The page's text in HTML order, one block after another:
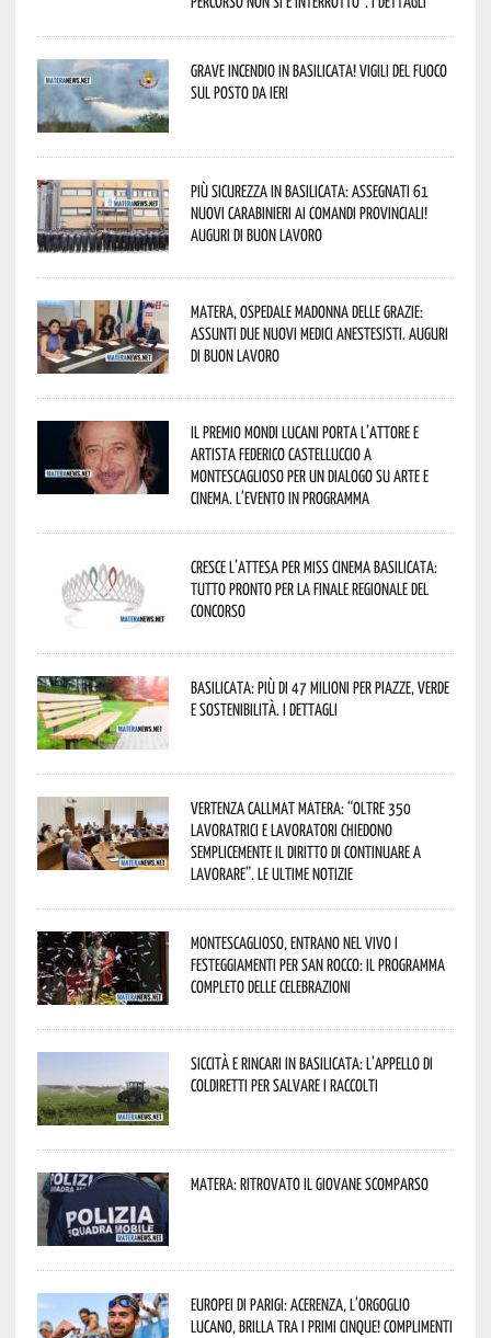
Grave incendio in Basilicata! Vigili del fuoco
sul posto da ieri
Più sicurezza in Basilicata: assegnati 61
nuovi Carabinieri ai Comandi provinciali!
Auguri di buon lavoro
Matera, Ospedale Madonna delle Grazie:
assunti due nuovi medici anestesisti. Auguri
di buon lavoro
Il Premio Mondi Lucani porta l’attore e
artista Federico Castelluccio a
Montescaglioso per un dialogo su arte e
cinema. L’evento in programma
Cresce l’attesa per Miss Cinema Basilicata:
tutto pronto per la finale regionale del
concorso
Basilicata: più di 47 milioni per piazze, verde
e sostenibilità. I dettagli
Vertenza CallMat Matera: “Oltre 350
lavoratrici e lavoratori chiedono
semplicemente il diritto di continuare a
lavorare”. Le ultime notizie
Montescaglioso, entrano nel vivo i
festeggiamenti per San Rocco: il programma
completo delle celebrazioni
Siccità e rincari in Basilicata: l’appello di
Coldiretti per salvare i raccolti
Matera: ritrovato il giovane scomparso
Europei di Parigi: Acerenza, l’orgoglio
lucano, brilla tra i primi cinque! Complimenti